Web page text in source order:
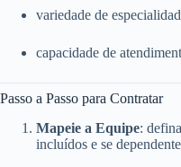
variedade de
capacidade de
Passo a Passo para Contratar
Mapeie a Equipe:
incluídos e se